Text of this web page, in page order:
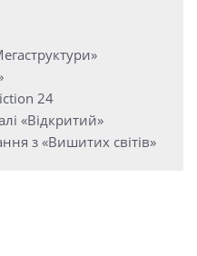
24
«Відкритий»
з «Вишитих світів»